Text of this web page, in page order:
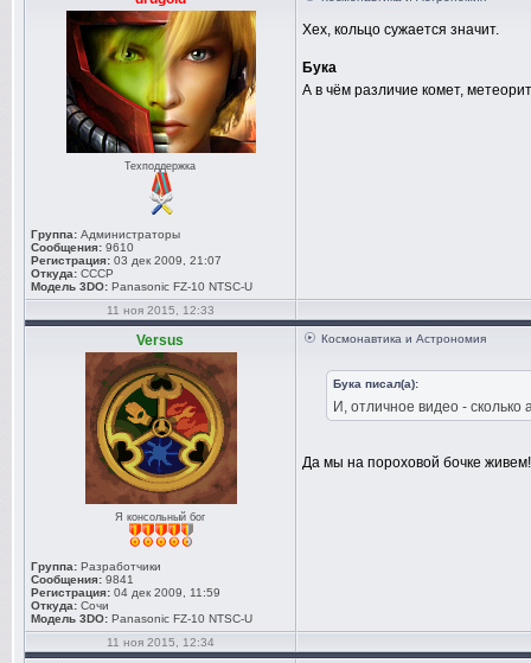
Техподдержка
Группа: Администраторы
Сообщения: 9610
Регистрация: 03 дек 2009, 21:07
Откуда: СССР
Модель 3DO: Panasonic FZ-10 NTSC-U
Хех, кольцо сужается значит.
Бука
А в чём различие комет,
11 ноя 2015, 12:33
Versus
Я консольный бог
Группа: Разработчики
Сообщения: 9841
Регистрация: 04 дек 2009, 11:59
Откуда: Сочи
Модель 3DO: Panasonic FZ-10 NTSC-U
Космонавтика и Астрономия
Бука писал(а):
И, отличное видео -
Да мы на пороховой бочке
11 ноя 2015, 12:34